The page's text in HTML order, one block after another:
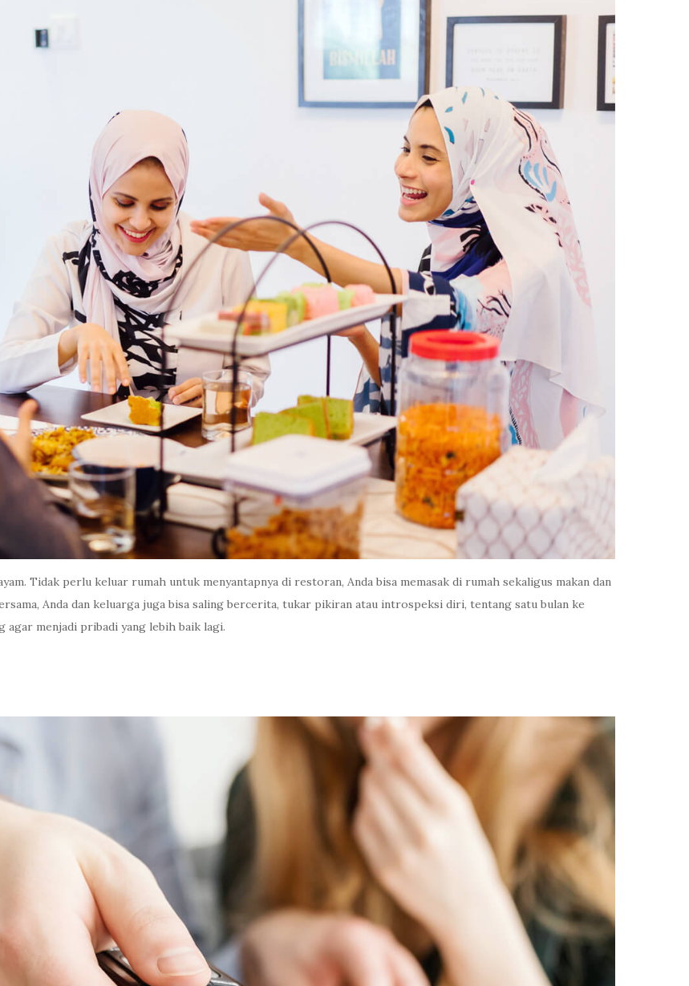
Tidak perlu keluar rumah untuk menyantapnya di restoran, Anda bisa memasak di rumah sekaligus makan dan
Anda dan keluarga juga bisa saling bercerita, tukar pikiran atau introspeksi diri, tentang satu bulan ke
agar menjadi pribadi yang lebih baik lagi.